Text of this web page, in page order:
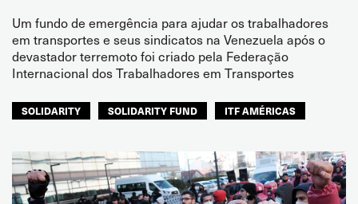
Um fundo de emergência para ajudar os trabalhadores
em transportes e seus sindicatos na Venezuela após o
devastador terremoto foi criado pela Federação
Internacional dos Trabalhadores em Transportes
SOLIDARITY SOLIDARITY FUND ITF AMÉRICAS